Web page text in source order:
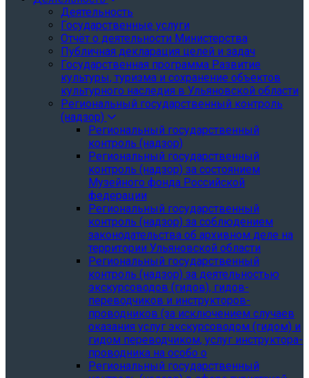
Деятельность
Государственные услуги
Отчёт о деятельности Министерства
Публичная декларация целей и задач
Государственная программа Развитие
культуры, туризма и сохранение объектов
культурного наследия в Ульяновской области
Региональный государственный контроль
(надзор)
Региональный государственный
контроль (надзор)
Региональный государственный
контроль (надзор) за состоянием
Музейного фонда Российской
федерации
Региональный государственный
контроль (надзор) за соблюдением
законодательства об архивном деле на
территории Ульяновской области
Региональный государственный
контроль (надзор) за деятельностью
экскурсоводов (гидов), гидов-
переводчиков и инструкторов-
проводников (за исключением случаев
оказания услуг экскурсоводом (гидом) и
гидом переводчиком, услуг инструктора-
проводника на особо о
Региональный государственный